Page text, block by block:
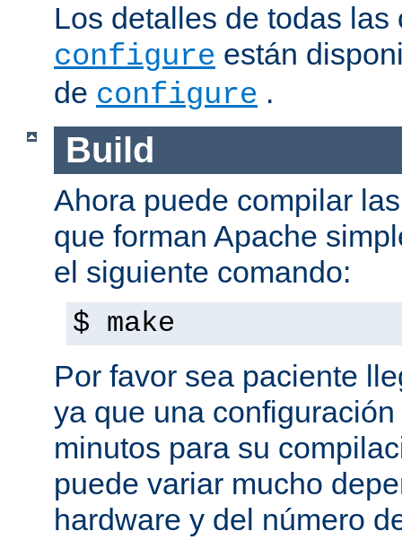
Los detalles de todas las
configure están
de configure .
Build
Ahora puede compilar
que forman Apache
el siguiente comando:
$ make
Por favor sea paciente
ya que una
minutos para su
puede variar mucho
hardware y del número